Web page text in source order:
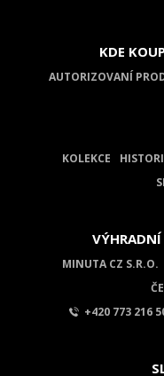
KDE
AUTORIZOVANÍ
KOLEKCE
VÝHRADNÍ
MINUTA CZ S.R.O.
+420 773 216